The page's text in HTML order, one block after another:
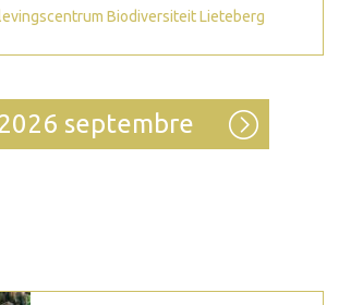
Biodiversiteit Lieteberg
2026 septembre